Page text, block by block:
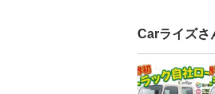
Carライズさ